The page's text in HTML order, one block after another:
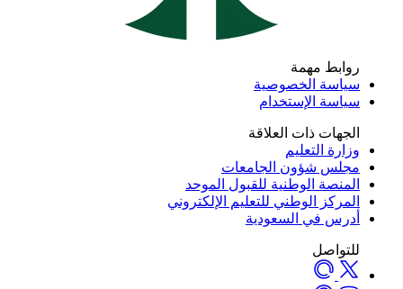
روابط مهمة
سياسة الخصوصية
سياسة الإستخدام
الجهات ذات العلاقة
وزارة التعليم
مجلس شؤون الجامعات
المنصة الوطنية للقبول الموحد
المركز الوطني للتعليم الإلكتروني
أدرس في السعودية
للتواصل